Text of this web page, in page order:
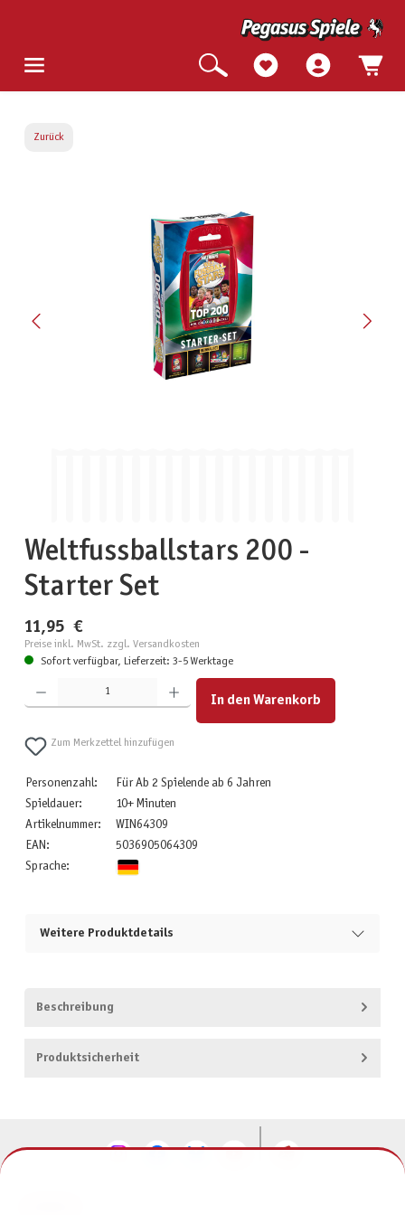
Zurück
Weltfussballstars 200 -
Starter Set
11,95 €
Preise inkl. MwSt. zzgl. Versandkosten
Sofort verfügbar, Lieferzeit: 3-5 Werktage
Produkt Anzahl: Gib den gewünschten Wert ein oder benutze die Schaltflächen um die Anzahl zu
In den Warenkorb
Zum Merkzettel hinzufügen
Personenzahl:
Für Ab 2 Spielende ab 6 Jahren
Spieldauer:
10+ Minuten
Artikelnummer:
WIN64309
EAN:
5036905064309
Sprache:
Weitere Produktdetails
Beschreibung
Produktsicherheit